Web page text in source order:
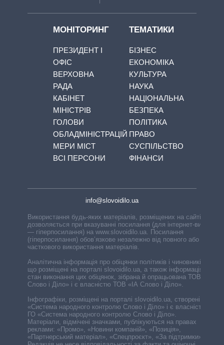
МОНІТОРИНГ
ПРЕЗИДЕНТ І
ОФІС
ВЕРХОВНА
РАДА
КАБІНЕТ
МІНІСТРІВ
ГОЛОВИ
ОБЛАДМІНІСТРАЦІЙ
МЕРИ МІСТ
ВСІ ПЕРСОНИ
ТЕМАТИКИ
БІЗНЕС
ЕКОНОМІКА
КУЛЬТУРА
НАУКА
НАЦІОНАЛЬНА
БЕЗПЕКА
ПОЛІТИКА
ПРАВО
СУСПІЛЬСТВО
ФІНАНСИ
info@slovoidilo.ua
Використання будь-яких матеріалів, розміщених на сайті,
дозволяється при вказуванні посилання (для інтернет-видань
— гіперпосилання) на www.slovoidilo.ua. Посилання
(гіперпосилання) обов’язкове незалежно від повного або
часткового використання матеріалів.
Аналітична інформація про обіцянки політиків і чиновників,
що розміщені на порталі slovoidilo.ua, а також інформація про
стан виконання цих обіцянок, зібрана й опрацьована ТОВ «ІА
Слово і Діло» і є власністю ТОВ «ІА Слово і Діло».
Інфографіки, розміщені на порталі slovoidilo.ua, створені ГО
«Система народного контролю Слово і Діло» і є власністю
ГО «Система народного контролю Слово і Діло».
Матеріали, відмічені значками, публікуються на правах
реклами: «Промо», «Новини компаній», «Позиція»,
«Партнерський матеріал», «Спецпроєкт», «За підтримки».